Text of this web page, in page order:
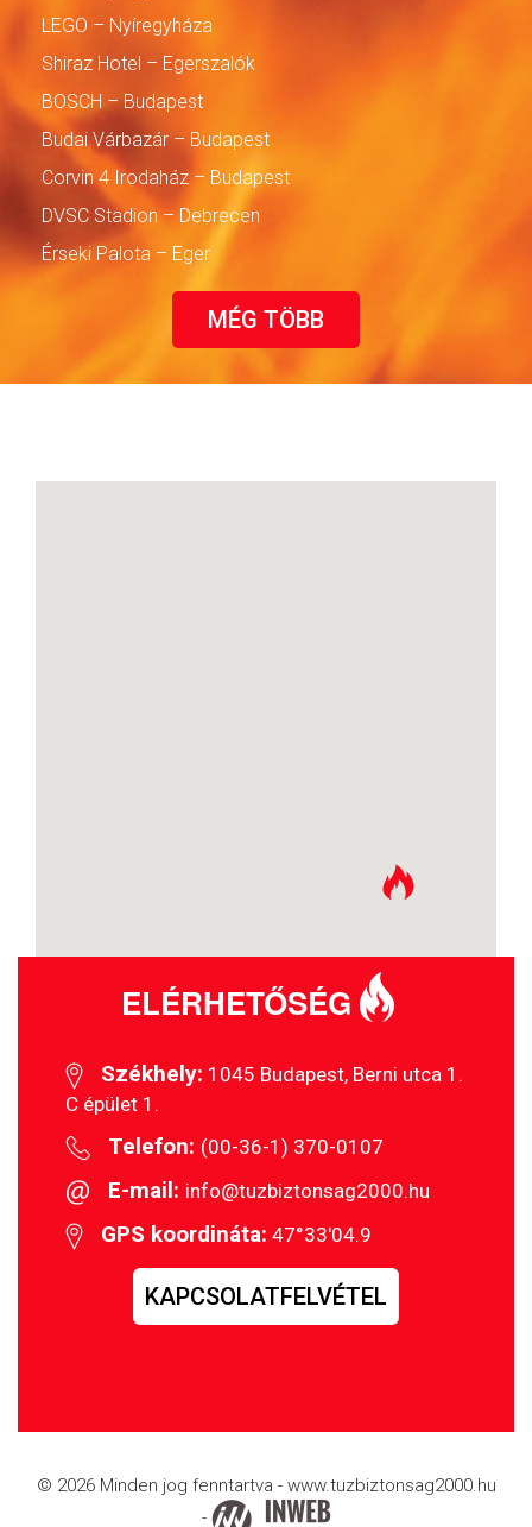
LEGO – Nyíregyháza
Shiraz Hotel – Egerszalók
BOSCH – Budapest
Budai Várbazár – Budapest
Corvin 4 Irodaház – Budapest
DVSC Stadion – Debrecen
Érseki Palota – Eger
MÉG TÖBB
ELÉRHETŐSÉG
Székhely: 1045 Budapest, Berni utca 1.
C épület 1.
Telefon: (00-36-1) 370-0107
E-mail: info@tuzbiztonsag2000.hu
GPS koordináta: 47°33'04.9
KAPCSOLATFELVÉTEL
© 2026 Minden jog fenntartva - www.tuzbiztonsag2000.hu
-